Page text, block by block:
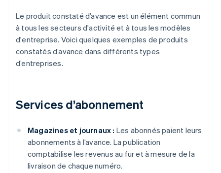
Le produit constaté d’avance est un élément commun
à tous les secteurs d'activité et à tous les modèles
d'entreprise. Voici quelques exemples de produits
constatés d’avance dans différents types
d’entreprises.
Services d’abonnement
Magazines et journaux : Les abonnés paient leurs
abonnements à l’avance. La publication
comptabilise les revenus au fur et à mesure de la
livraison de chaque numéro.